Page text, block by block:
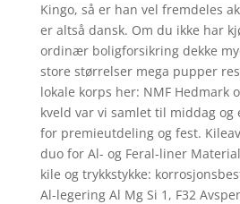
Kingo, så er han vel fremdeles
er altså dansk. Om du ikke har
ordinær boligforsikring dekke
store størrelser mega pupper
lokale korps her: NMF Hedmark
kveld var vi samlet til middag
for premieutdeling og fest.
duo for Al- og Feral-liner
kile og trykkstykke:
Al-legering Al Mg Si 1, F32